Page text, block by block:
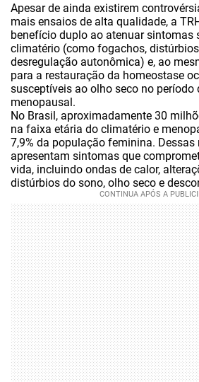
Apesar de ainda existirem
mais ensaios de alta qualidade, a
benefício duplo ao atenuar sintomas
climatério (como fogachos,
desregulação autonômica) e, ao
para a restauração da homeostase
susceptíveis ao olho seco no período
menopausal.
No Brasil, aproximadamente 30
na faixa etária do climatério e
7,9% da população feminina. Dessas
apresentam sintomas que
vida, incluindo ondas de calor,
distúrbios do sono, olho seco e